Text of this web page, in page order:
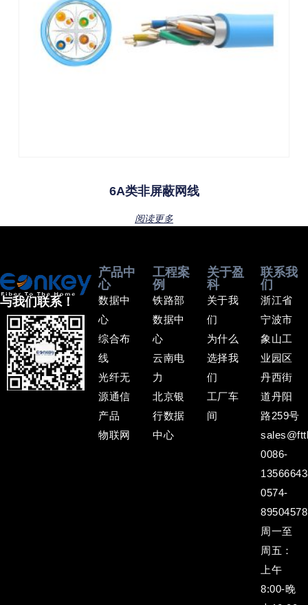
6A类非屏蔽网线
阅读更多
产品中
心
数据中
心
综合布
线
光纤无
源通信
产品
物联网
工程案
例
铁路部
数据中
心
云南电
力
北京银
行数据
中心
关于盈
科
关于我
们
为什么
选择我
们
工厂车
间
联系我
们
浙江省
宁波市
象山工
业园区
丹西街
道丹阳
路259号
0086-
0574-
89504578
周一至
周五：
上午
8:00-晚
与我们联系！